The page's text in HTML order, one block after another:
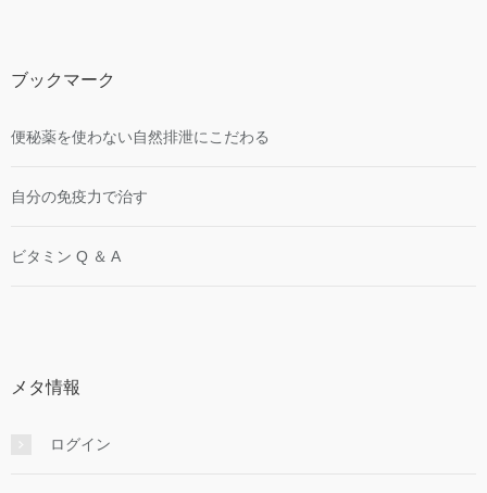
ブックマーク
便秘薬を使わない自然排泄にこだわる
自分の免疫力で治す
ビタミン Q ＆ A
メタ情報
ログイン